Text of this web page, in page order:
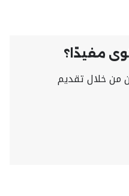
مفيدًا؟
من خلال تقديم